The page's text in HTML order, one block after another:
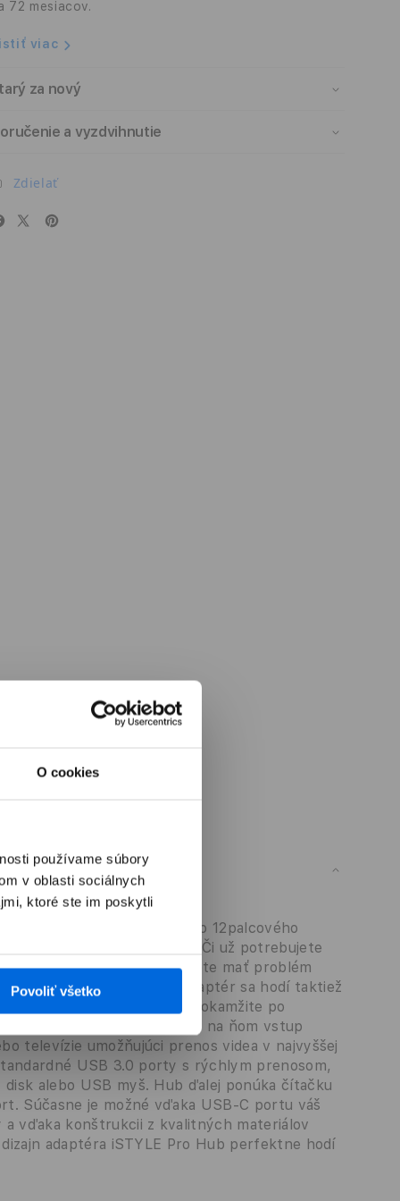
O cookies
používame súbory
v oblasti sociálnych
ktoré ste im poskytli
Povoliť všetko
72 mesiacov.
viac
za nový
a vyzdvihnutie
Zdielať
Hub
k USB type C portu vášho 12palcového
Pro širokú škálu periférií. Či už potrebujete
príslušenstvom nebudete mať problém
s USB-C konektorom. Adaptér sa hodí taktiež
vstupom. Hub je okamžite po
ovládače. Nájdete na ňom vstup
televízie umožňujúci prenos videa v najvyššej
USB 3.0 porty s rýchlym prenosom,
alebo USB myš. Hub ďalej ponúka čítačku
Súčasne je možné vďaka USB-C portu váš
vďaka konštrukcii z kvalitných materiálov
adaptéra iSTYLE Pro Hub perfektne hodí